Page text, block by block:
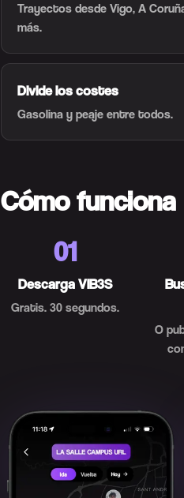
Trayectos desde Vigo, A
más.
Divide los costes
Gasolina y peaje entre todos.
Cómo funciona
01
Descarga VIB3S
Gratis. 30 segundos.
O